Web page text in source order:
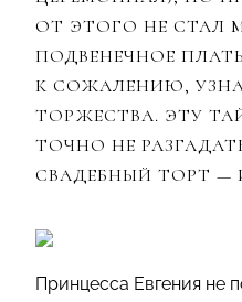
ОТ ЭТОГО НЕ СТАЛ
ПОДВЕНЕЧНОЕ
К СОЖАЛЕНИЮ,
ТОРЖЕСТВА. ЭТУ
ТОЧНО НЕ
СВАДЕБНЫЙ ТОРТ —
Принцесса Евгения не